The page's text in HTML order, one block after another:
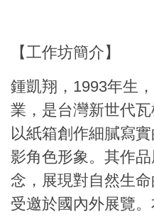
【工作坊簡介】
鍾凱翔，1993年生
業，是台灣新世代
以紙箱創作細膩寫
影角色形象。其作
念，展現對自然生
受邀於國內外展覽